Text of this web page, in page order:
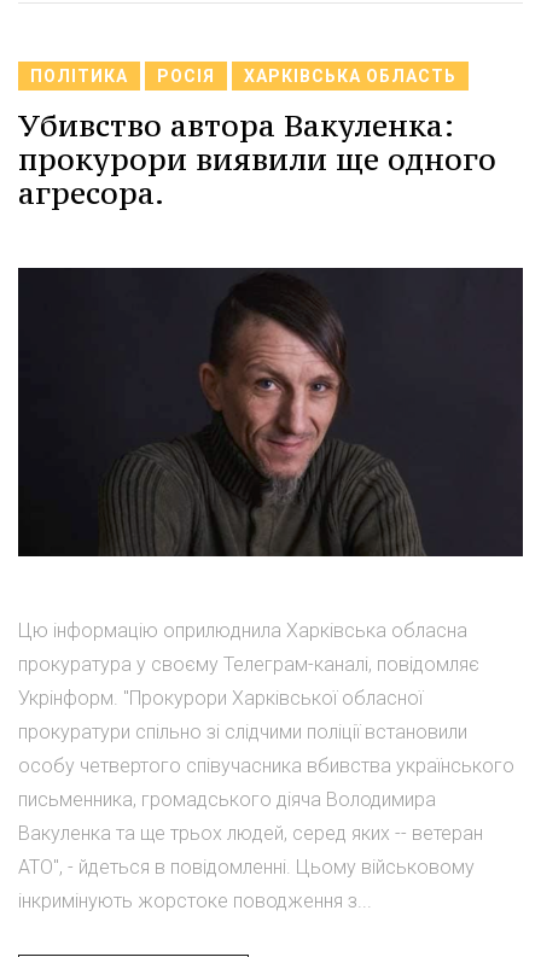
ПОЛІТИКА РОСІЯ ХАРКІВСЬКА ОБЛАСТЬ
Убивство автора Вакуленка:
прокурори виявили ще одного
агресора.
Цю інформацію оприлюднила Харківська обласна
прокуратура у своєму Телеграм-каналі, повідомляє
Укрінформ. "Прокурори Харківської обласної
прокуратури спільно зі слідчими поліції встановили
особу четвертого співучасника вбивства українського
письменника, громадського діяча Володимира
Вакуленка та ще трьох людей, серед яких -- ветеран
АТО", - йдеться в повідомленні. Цьому військовому
інкримінують жорстоке поводження з...